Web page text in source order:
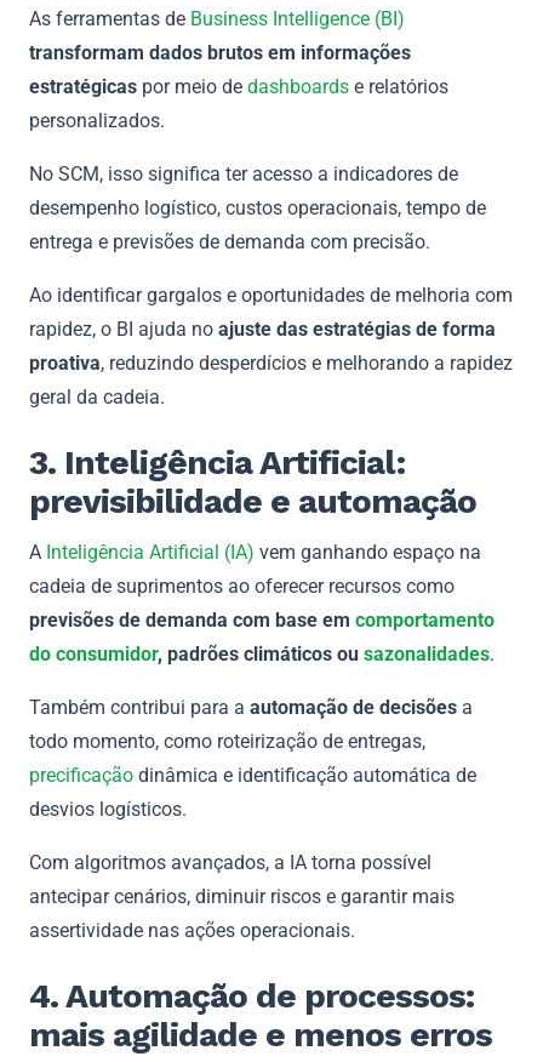
As ferramentas de Business Intelligence (BI)
transformam dados brutos em informações
estratégicas por meio de dashboards e relatórios
personalizados.
No SCM, isso significa ter acesso a indicadores de
desempenho logístico, custos operacionais, tempo de
entrega e previsões de demanda com precisão.
Ao identificar gargalos e oportunidades de melhoria com
rapidez, o BI ajuda no ajuste das estratégias de forma
proativa, reduzindo desperdícios e melhorando a rapidez
geral da cadeia.
3. Inteligência Artificial:
previsibilidade e automação
A Inteligência Artificial (IA) vem ganhando espaço na
cadeia de suprimentos ao oferecer recursos como
previsões de demanda com base em comportamento
do consumidor, padrões climáticos ou sazonalidades.
Também contribui para a automação de decisões a
todo momento, como roteirização de entregas,
precificação dinâmica e identificação automática de
desvios logísticos.
Com algoritmos avançados, a IA torna possível
antecipar cenários, diminuir riscos e garantir mais
assertividade nas ações operacionais.
4. Automação de processos:
mais agilidade e menos erros